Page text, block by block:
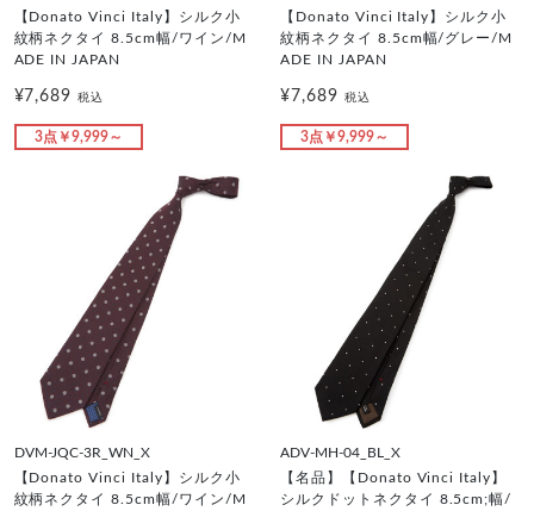
【Donato Vinci Italy】シルク小
紋柄ネクタイ 8.5cm幅/ワイン/M
ADE IN JAPAN
¥7,689税込
3点￥9,999～
【Donato Vinci Italy】シルク小
紋柄ネクタイ 8.5cm幅/グレー/M
ADE IN JAPAN
¥7,689 税込
3点￥9,999～
DVM-JQC-3R_WN_X
【Donato Vinci Italy】シルク小
紋柄ネクタイ 8.5cm幅/ワイン/M
ADV-MH-04_BL_X
【名品】【Donato Vinci Italy】
シルクドットネクタイ 8.5cm;幅/